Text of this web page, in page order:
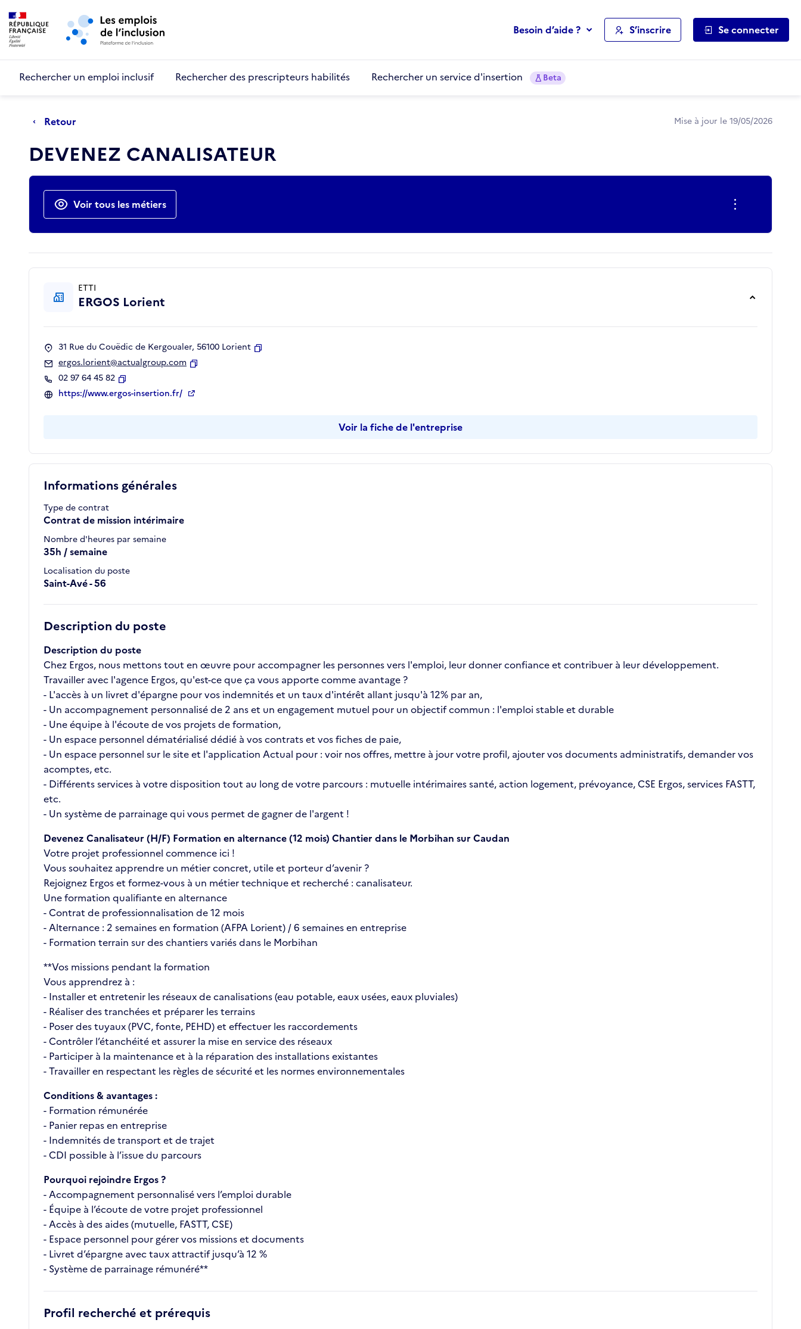
Aller au menu principal
Besoin d’aide ? S’inscrire Se connecter
Rechercher un emploi inclusif Rechercher des prescripteurs habilités Rechercher un service d'insertion Beta
Retour Mise à jour le 19/05/2026
DEVENEZ CANALISATEUR
Actions rapides
Voir tous les métiers
Informations générales
Type de contrat
Contrat de mission intérimaire
Nombre d'heures par semaine
35h / semaine
Localisation du poste
Saint-Avé - 56
Description du poste
Description du poste
Chez Ergos, nous mettons tout en œuvre pour accompagner les personnes vers l'emploi, leur donner confiance et contribuer à leur développement.
Travailler avec l'agence Ergos, qu'est-ce que ça vous apporte comme avantage ?
- L'accès à un livret d'épargne pour vos indemnités et un taux d'intérêt allant jusqu'à 12% par an,
- Un accompagnement personnalisé de 2 ans et un engagement mutuel pour un objectif commun : l'emploi stable et durable
- Une équipe à l'écoute de vos projets de formation,
- Un espace personnel dématérialisé dédié à vos contrats et vos fiches de paie,
- Un espace personnel sur le site et l'application Actual pour : voir nos offres, mettre à jour votre profil, ajouter vos documents administratifs, demander vos
acomptes, etc.
- Différents services à votre disposition tout au long de votre parcours : mutuelle intérimaires santé, action logement, prévoyance, CSE Ergos, services FASTT,
etc.
- Un système de parrainage qui vous permet de gagner de l'argent !
Devenez Canalisateur (H/F) Formation en alternance (12 mois) Chantier dans le Morbihan sur Caudan
Votre projet professionnel commence ici !
Vous souhaitez apprendre un métier concret, utile et porteur d’avenir ?
Rejoignez Ergos et formez-vous à un métier technique et recherché : canalisateur.
Une formation qualifiante en alternance
- Contrat de professionnalisation de 12 mois
- Alternance : 2 semaines en formation (AFPA Lorient) / 6 semaines en entreprise
- Formation terrain sur des chantiers variés dans le Morbihan
**Vos missions pendant la formation
Vous apprendrez à :
- Installer et entretenir les réseaux de canalisations (eau potable, eaux usées, eaux pluviales)
- Réaliser des tranchées et préparer les terrains
- Poser des tuyaux (PVC, fonte, PEHD) et effectuer les raccordements
- Contrôler l’étanchéité et assurer la mise en service des réseaux
- Participer à la maintenance et à la réparation des installations existantes
- Travailler en respectant les règles de sécurité et les normes environnementales
Conditions & avantages :
- Formation rémunérée
- Panier repas en entreprise
- Indemnités de transport et de trajet
- CDI possible à l’issue du parcours
Pourquoi rejoindre Ergos ?
- Accompagnement personnalisé vers l’emploi durable
- Équipe à l’écoute de votre projet professionnel
- Accès à des aides (mutuelle, FASTT, CSE)
- Espace personnel pour gérer vos missions et documents
- Livret d’épargne avec taux attractif jusqu’à 12 %
- Système de parrainage rémunéré**
Profil recherché et prérequis
ETTI
ERGOS Lorient
31 Rue du Couëdic de Kergoualer, 56100 Lorient
ergos.lorient@actualgroup.com
02 97 64 45 82
Copier
https://www.ergos-insertion.fr/
Voir la fiche de l'entreprise